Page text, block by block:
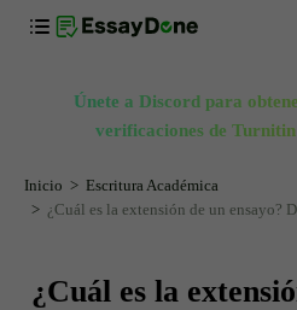
Únete a Discord para
verificaciones de
Inicio
Escritura Académica
¿Cuál es la extensión de un ensayo?
¿Cuál es la